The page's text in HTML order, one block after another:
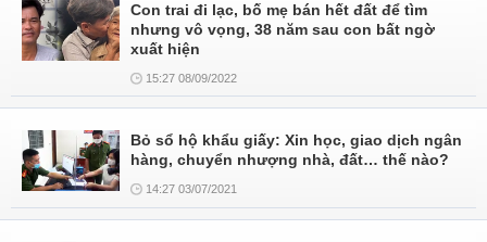
Con trai đi lạc, bố mẹ bán hết đất để tìm
nhưng vô vọng, 38 năm sau con bất ngờ
xuất hiện
15:27 08/09/2022
Bỏ sổ hộ khẩu giấy: Xin học, giao dịch ngân
hàng, chuyển nhượng nhà, đất… thế nào?
14:27 03/07/2021